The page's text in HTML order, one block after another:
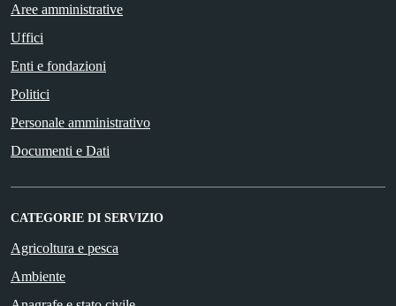
Aree amministrative
Uffici
Enti e fondazioni
Politici
Personale amministrativo
Documenti e Dati
CATEGORIE DI SERVIZIO
Agricoltura e pesca
Ambiente